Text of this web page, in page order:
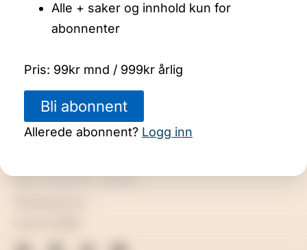
Bilde: KI-generert. ChatGPT.
Alle + saker og innhold kun for
abonnenter
Pris: 99kr mnd / 999kr årlig
Bli abonnent
Allerede abonnent? Logg inn